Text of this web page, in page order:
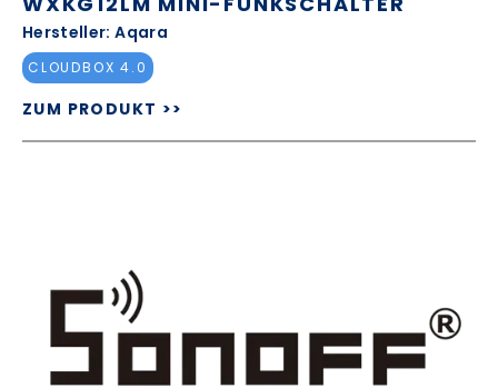
Hersteller: Aqara
CLOUDBOX 4.0
ZUM PRODUKT >>